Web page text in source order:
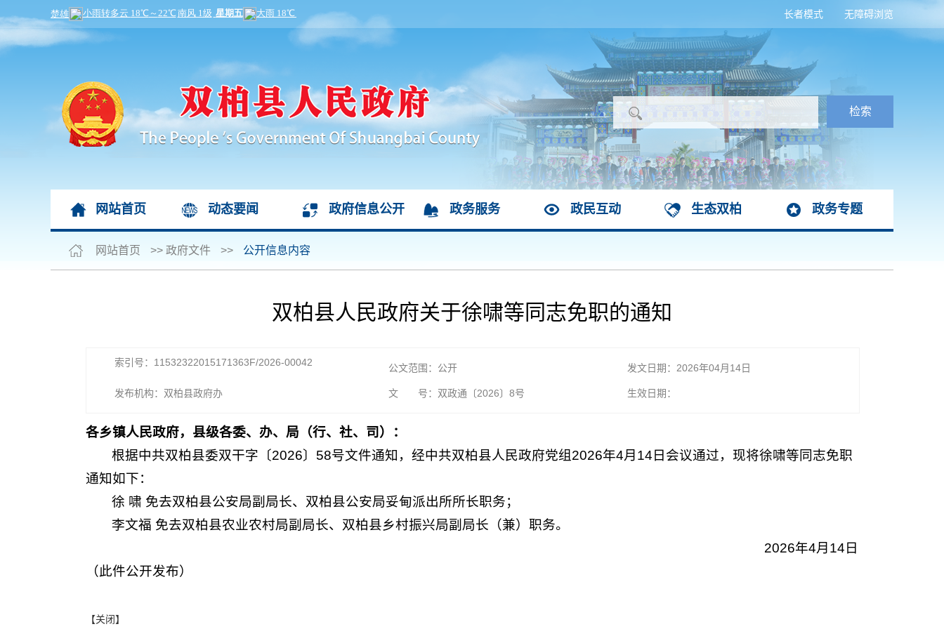
无障碍浏览
长者模式
网站首页 动态要闻 政府信息公开 政务服务 政民互动 生态双柏 政务专题
网站首页 >> 政府文件 >> 公开信息内容
双柏县人民政府关于徐啸等同志免职的通知
索引号：11532322015171363F/2026-00042 公文范围：公开 发文日期：2026年04月14日
发布机构：双柏县政府办 文 号：双政通〔2026〕8号 生效日期：
各乡镇人民政府，县级各委、办、局（行、社、司）：
根据中共双柏县委双干字〔2026〕58号文件通知，经中共双柏县人民政府党组2026年4月14日会议通过，现将徐啸等同志免职
通知如下：
徐 啸 免去双柏县公安局副局长、双柏县公安局妥甸派出所所长职务；
李文福 免去双柏县农业农村局副局长、双柏县乡村振兴局副局长（兼）职务。
2026年4月14日
（此件公开发布）
【关闭】